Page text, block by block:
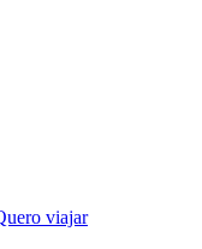
viajar